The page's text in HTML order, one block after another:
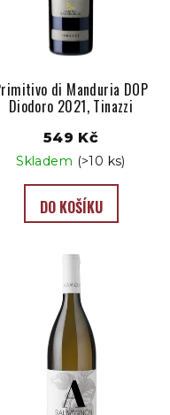
di Manduria DOP
Diodoro 2021, Tinazzi
549 Kč
Skladem (>10 ks)
DO KOŠÍKU